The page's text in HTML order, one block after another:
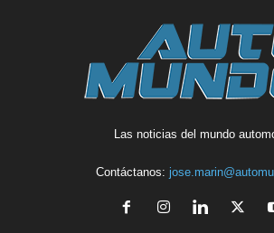
Las noticias del mundo
Contáctanos: